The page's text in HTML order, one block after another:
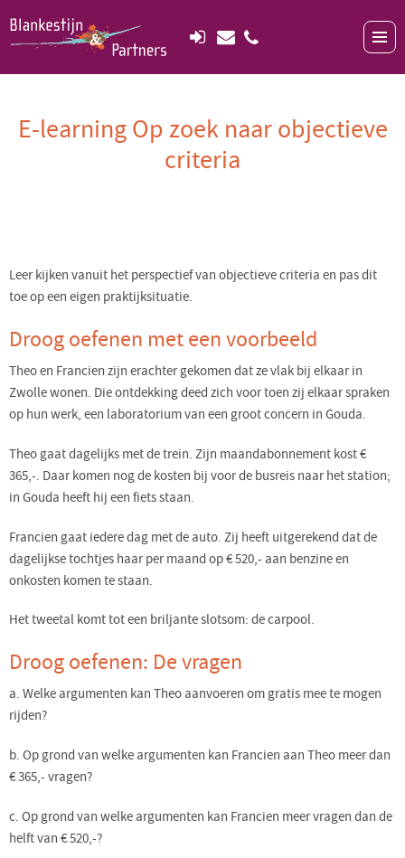
E-learning Op zoek naar objectieve
criteria
Leer kijken vanuit het perspectief van objectieve criteria en pas dit
toe op een eigen praktijksituatie.
Droog oefenen met een voorbeeld
Theo en Francien zijn erachter gekomen dat ze vlak bij elkaar in
Zwolle wonen. Die ontdekking deed zich voor toen zij elkaar spraken
op hun werk, een laboratorium van een groot concern in Gouda.
Theo gaat dagelijks met de trein. Zijn maandabonnement kost €
365,-. Daar komen nog de kosten bij voor de busreis naar het station;
in Gouda heeft hij een fiets staan.
Francien gaat iedere dag met de auto. Zij heeft uitgerekend dat de
dagelijkse tochtjes haar per maand op € 520,- aan benzine en
onkosten komen te staan.
Het tweetal komt tot een briljante slotsom: de carpool.
Droog oefenen: De vragen
a. Welke argumenten kan Theo aanvoeren om gratis mee te mogen
rijden?
b. Op grond van welke argumenten kan Francien aan Theo meer dan
€ 365,- vragen?
c. Op grond van welke argumenten kan Francien meer vragen dan de
helft van € 520,-?